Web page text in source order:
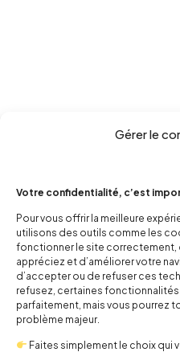
Gérer le
Votre confidentialité, c’est
Pour vous offrir la meilleure
utilisons des outils comme les
fonctionner le site correctement,
appréciez et d’améliorer votre
d’accepter ou de refuser ces
refusez, certaines
parfaitement, mais vous pourrez
problème majeur.
Faites simplement le choix qui
contact@popnbaby.com
+33 01 64 62 14 89
Follow us